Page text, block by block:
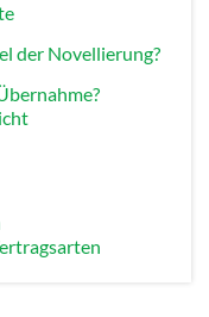
der Novellierung?